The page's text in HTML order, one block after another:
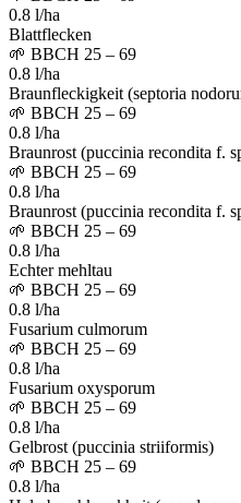
0.8 l/ha
Blattflecken
🌱 BBCH 25 – 69
0.8 l/ha
Braunfleckigkeit (septoria
🌱 BBCH 25 – 69
0.8 l/ha
Braunrost (puccinia recondita f.
🌱 BBCH 25 – 69
0.8 l/ha
Braunrost (puccinia recondita f.
🌱 BBCH 25 – 69
0.8 l/ha
Echter mehltau
🌱 BBCH 25 – 69
0.8 l/ha
Fusarium culmorum
🌱 BBCH 25 – 69
0.8 l/ha
Fusarium oxysporum
🌱 BBCH 25 – 69
0.8 l/ha
Gelbrost (puccinia striiformis)
🌱 BBCH 25 – 69
0.8 l/ha